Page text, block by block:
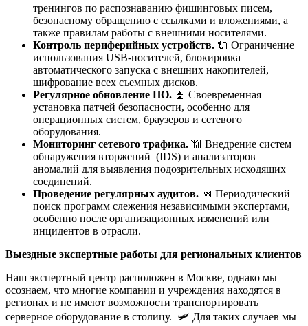
тренингов по распознаванию фишинговых писем,
безопасному обращению с ссылками и вложениями, а
также правилам работы с внешними носителями.
Контроль периферийных устройств. 🔌 Ограничение
использования USB-носителей, блокировка
автоматического запуска с внешних накопителей,
шифрование всех съемных дисков.
Регулярное обновление ПО. ⏫ Своевременная
установка патчей безопасности, особенно для
операционных систем, браузеров и сетевого
оборудования.
Мониторинг сетевого трафика. 📶 Внедрение систем
обнаружения вторжений (IDS) и анализаторов
аномалий для выявления подозрительных исходящих
соединений.
Проведение регулярных аудитов. 📅 Периодический
поиск программ слежения независимыми экспертами,
особенно после организационных изменений или
инцидентов в отрасли.
Выездные экспертные работы для региональных клиентов
Наш экспертный центр расположен в Москве, однако мы
осознаем, что многие компании и учреждения находятся в
регионах и не имеют возможности транспортировать
серверное оборудование в столицу. 🛩️ Для таких случаев мы